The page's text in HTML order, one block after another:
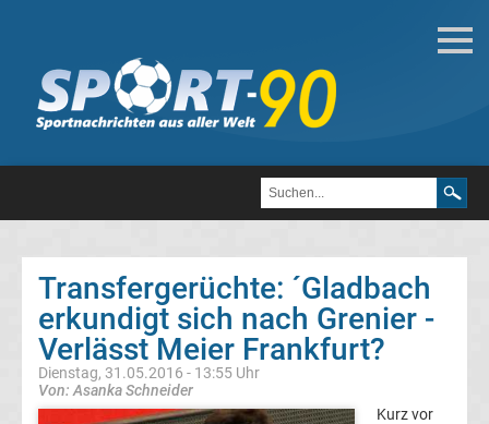
Fußball
Bundesliga
3.
Liga
DFB-
Transfergerüchte: ´Gladbach
erkundigt sich nach Grenier -
Verlässt Meier Frankfurt?
Dienstag, 31.05.2016 - 13:55 Uhr
Von: Asanka Schneider
Kurz vor